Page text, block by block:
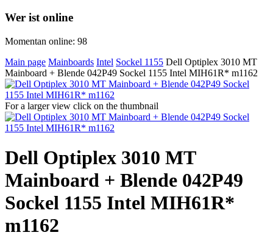
Wer ist online
Momentan online: 98
Main page Mainboards Intel Sockel 1155 Dell Optiplex 3010 MT
Mainboard + Blende 042P49 Sockel 1155 Intel MIH61R* m1162
For a larger view click on the thumbnail
Dell Optiplex 3010 MT
Mainboard + Blende 042P49
Sockel 1155 Intel MIH61R*
m1162